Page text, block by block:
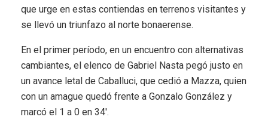
que urge en estas contiendas en terrenos visitantes y
se llevó un triunfazo al norte bonaerense.
En el primer período, en un encuentro con alternativas
cambiantes, el elenco de Gabriel Nasta pegó justo en
un avance letal de Caballuci, que cedió a Mazza, quien
con un amague quedó frente a Gonzalo González y
marcó el 1 a 0 en 34′.